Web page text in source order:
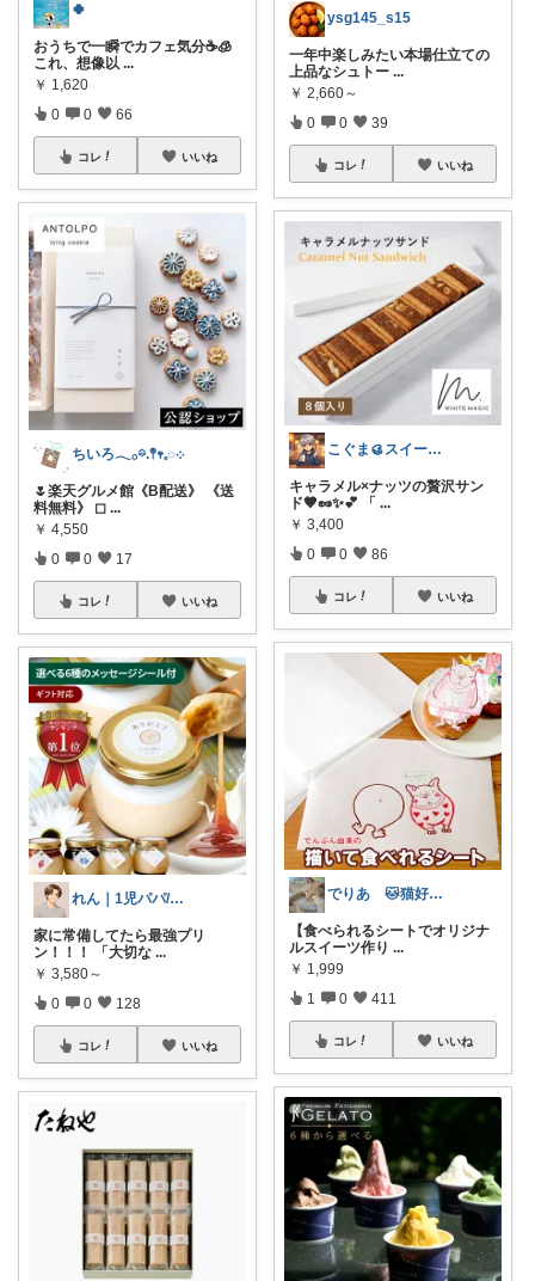
🍀
おうちで一瞬でカフェ気分☕🧊
これ、想像以 ...
￥ 1,620
0 0 66
コレ いいね
ちいろ𓂃𓂂𖡼.𖤣𖥧𓈒◌܀
🌷楽天グルメ館《B配送》 《送
料無料》 ◻ ...
￥ 4,550
0 0 17
コレ いいね
れん｜1児パパ/育児中👶
家に常備してたら最強プリ
ン！！！ 「大切な ...
￥ 3,580～
0 0 128
コレ いいね
ysg145_s15
一年中楽しみたい本場仕立ての
上品なシュトー ...
￥ 2,660～
0 0 39
コレ いいね
こぐま🥮スイーツ大好き😍
キャラメル×ナッツの贅沢サン
ド🤎🥜✨💕 「 ...
￥ 3,400
0 0 86
コレ いいね
でりあ 🐱猫好きのグルメ
【食べられるシートでオリジナ
ルスイーツ作り ...
￥ 1,999
1 0 411
コレ いいね